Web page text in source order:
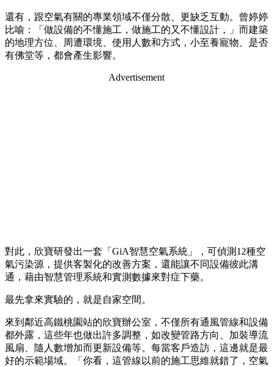
還有，跟空氣有關的專業領域不僅分散、更缺乏互動。曾婷婷
比喻：「做設備的不懂施工，做施工的又不懂設計，」而建築
的地理方位、周遭環境、使用人數和方式，小至養寵物、是否
有佛堂等，都會產生影響。
Advertisement
對此，欣寶研發出一套「GiA智慧空氣系統」，可偵測12種空
氣污染源，提供客製化的改善方案，還能讓不同設備彼此溝
通，藉由智慧管理系統和實測數據來對症下藥。
最先拿來實驗的，就是自家空間。
來到鄰近高鐵桃園站的欣寶辦公室，不僅所有通風管線和設備
都外露，這些年也做出許多調整，如改變管路方向、加裝導流
風扇、隨人數增加而更新設備等。每當客戶造訪，這邊就是最
好的示範場域。「你看，這管線以前的施工思維就錯了，空氣